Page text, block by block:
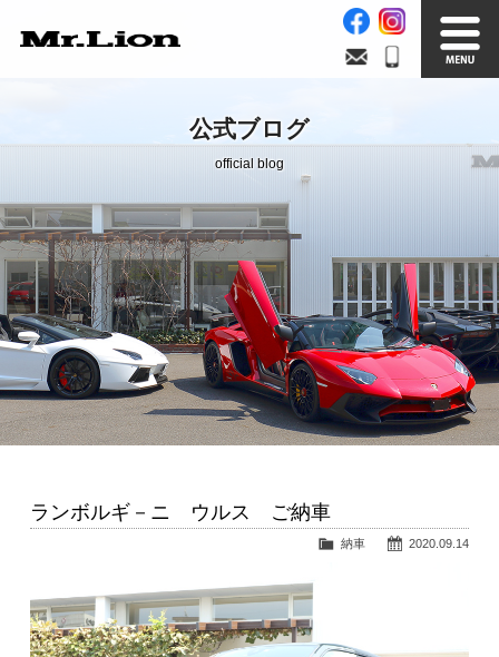
在庫車情報 買取無料査定
Factory
自社工場 サービス案内
Official Blog
公式ブログ
Company info.
会社案内
公式ブログ
official blog
ランボルギ－ニ ウルス ご納車
2020.09.14
納車